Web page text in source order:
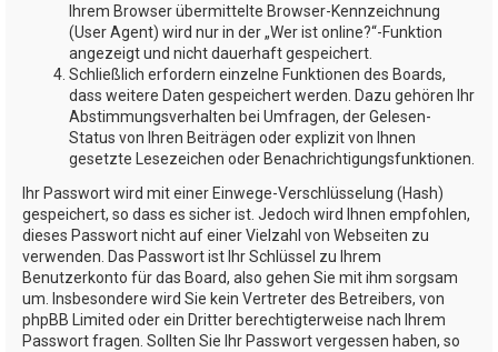
Ihrem Browser übermittelte Browser-Kennzeichnung
(User Agent) wird nur in der „Wer ist online?“-Funktion
angezeigt und nicht dauerhaft gespeichert.
Schließlich erfordern einzelne Funktionen des Boards,
dass weitere Daten gespeichert werden. Dazu gehören Ihr
Abstimmungsverhalten bei Umfragen, der Gelesen-
Status von Ihren Beiträgen oder explizit von Ihnen
gesetzte Lesezeichen oder Benachrichtigungsfunktionen.
Ihr Passwort wird mit einer Einwege-Verschlüsselung (Hash)
gespeichert, so dass es sicher ist. Jedoch wird Ihnen empfohlen,
dieses Passwort nicht auf einer Vielzahl von Webseiten zu
verwenden. Das Passwort ist Ihr Schlüssel zu Ihrem
Benutzerkonto für das Board, also gehen Sie mit ihm sorgsam
um. Insbesondere wird Sie kein Vertreter des Betreibers, von
phpBB Limited oder ein Dritter berechtigterweise nach Ihrem
Passwort fragen. Sollten Sie Ihr Passwort vergessen haben, so